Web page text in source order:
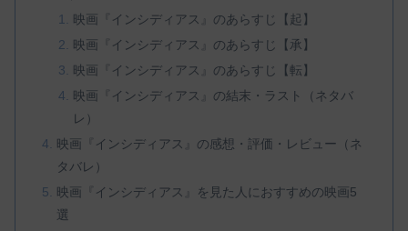
映画『インシディアス』のあらすじ【起】
映画『インシディアス』のあらすじ【承】
映画『インシディアス』のあらすじ【転】
映画『インシディアス』の結末・ラスト（ネタバ
レ）
映画『インシディアス』の感想・評価・レビュー（ネ
タバレ）
映画『インシディアス』を見た人におすすめの映画5
選